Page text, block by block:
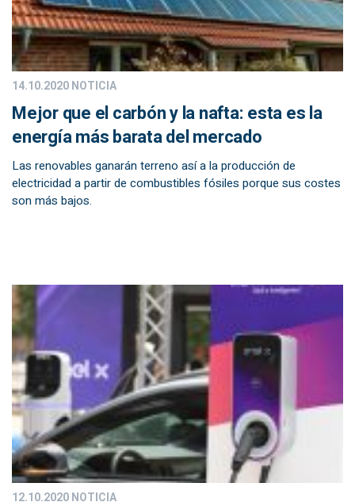
14.10.2020NOTICIA
Mejor que el carbón y la nafta: esta es la
energía más barata del mercado
Las renovables ganarán terreno así a la producción de
electricidad a partir de combustibles fósiles porque sus costes
son más bajos.
12.10.2020NOTICIA